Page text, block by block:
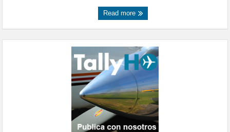
Read more